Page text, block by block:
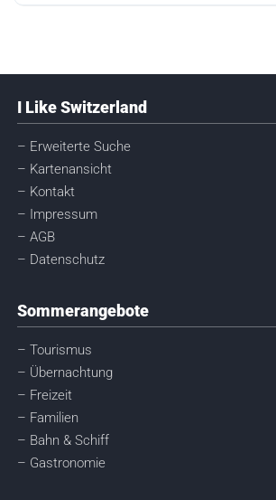
I Like Switzerland
– Erweiterte Suche
– Kartenansicht
– Kontakt
– Impressum
– AGB
– Datenschutz
Sommerangebote
– Tourismus
– Übernachtung
– Freizeit
– Familien
– Bahn & Schiff
– Gastronomie